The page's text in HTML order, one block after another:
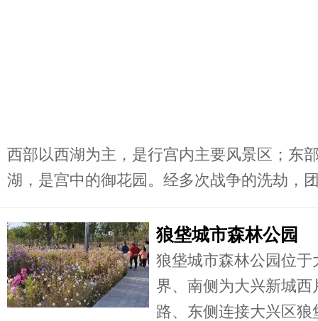
西部以西湖为主，是行宫内主要风景区；东
湖，是宫中的御花园。经多次战争的洗劫，
狼垡城市森林公园
狼垡城市森林公园位
界、南侧为大兴新城
路、东侧连接大兴区狼